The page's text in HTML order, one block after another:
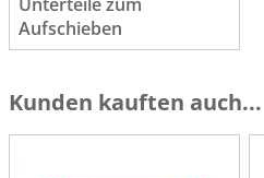
Aufschieben
Kunden kauften auch...